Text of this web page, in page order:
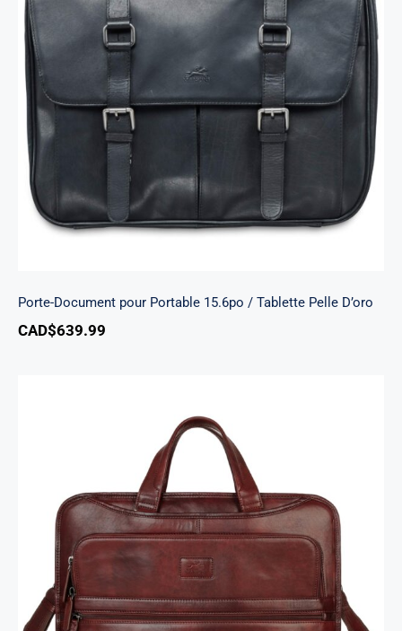
Porte-Document pour Portable 15.6po /
Tablette Pelle D’oro
Porte-Document pour Portable 15.6po / Tablette Pelle D’oro
CAD$639.99
Porte-documents à trois compartiments
pour portable 15.6 po / tablette Pelle D’oro